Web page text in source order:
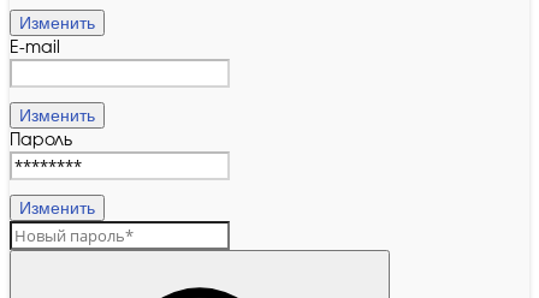
Изменить
E-mail
Изменить
Пароль
Изменить